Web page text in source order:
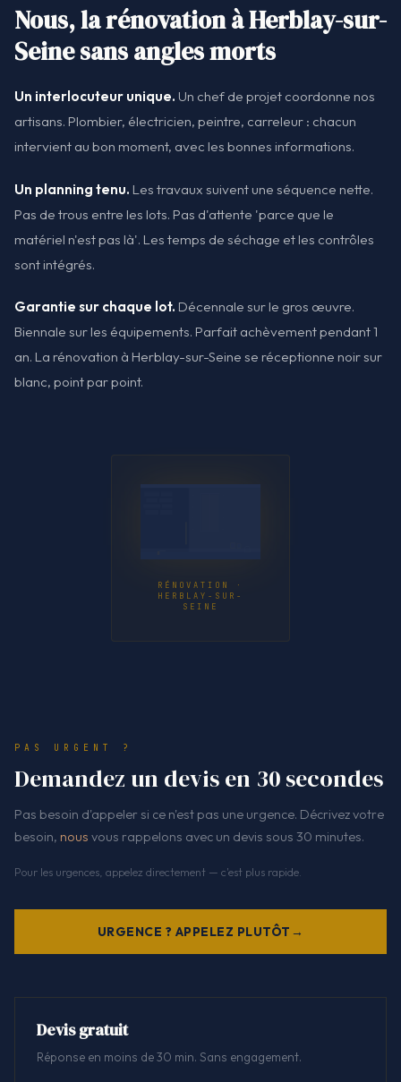
Nous, la rénovation à Herblay-sur-
Seine sans angles morts
Un interlocuteur unique. Un chef de projet coordonne nos
artisans. Plombier, électricien, peintre, carreleur : chacun
intervient au bon moment, avec les bonnes informations.
Un planning tenu. Les travaux suivent une séquence nette.
Pas de trous entre les lots. Pas d'attente 'parce que le
matériel n'est pas là'. Les temps de séchage et les contrôles
sont intégrés.
Garantie sur chaque lot. Décennale sur le gros œuvre.
Biennale sur les équipements. Parfait achèvement pendant 1
an. La rénovation à Herblay-sur-Seine se réceptionne noir sur
blanc, point par point.
RÉNOVATION ·
HERBLAY-SUR-
SEINE
PAS URGENT ?
Demandez un devis en 30 secondes
Pas besoin d'appeler si ce n'est pas une urgence. Décrivez votre
besoin, nous vous rappelons avec un devis sous 30 minutes.
Pour les urgences, appelez directement — c'est plus rapide.
URGENCE ? APPELEZ PLUTÔT
Devis gratuit
Réponse en moins de 30 min. Sans engagement.